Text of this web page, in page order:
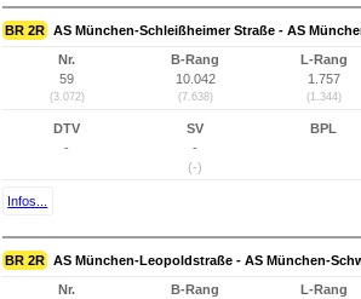
BR 2R AS München-Schleißheimer Straße - AS
Nr.
59
(3.072)
B-Rang
10.042
(7.638)
L-Rang
1.757
(1.344)
DTV
-
SV
-
(-)
BPL
Infos...
BR 2R AS München-Leopoldstraße - AS München-
Nr.
B-Rang
L-Rang